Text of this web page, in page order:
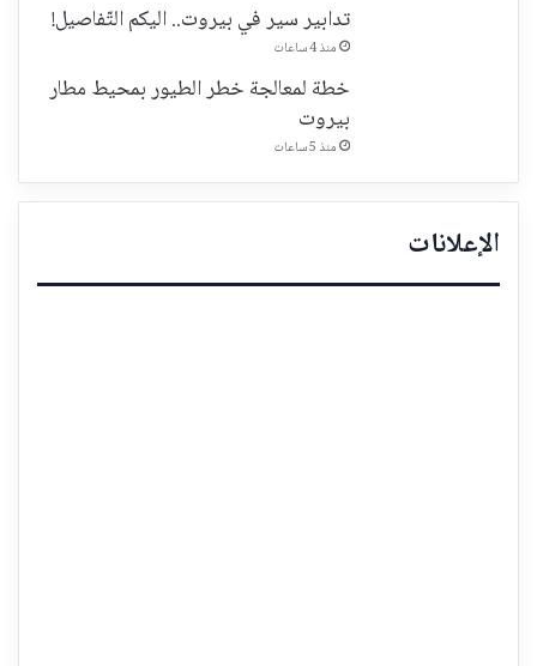
تدابير سير في بيروت.. اليكم التّفاصيل!
منذ 4 ساعات
خطة لمعالجة خطر الطيور بمحيط مطار
بيروت
منذ 5 ساعات
الإعلانات